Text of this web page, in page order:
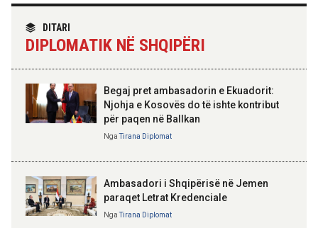
Rritet me 127 miliardë lekë
qarkullimi i bizneseve në
gjashtëmujorin e parë 2026
11:44 07-08-2026
Turistët e huaj: Durrësi na
surprizoi me mikpritjen, plazhet
dhe çmimet e favorshme
Hapet për qarkullim një tjetër
segment i Korridorit VIII, vijojnë
punimet në Elbasan-Qafë Thanë
TIRANA DIPLOMAT
Skënderbeut dhe Ismail
DITARI
DIPLOMATIK NË SHQIPËRI
Begaj pret ambasadorin e Ekuadorit:
Njohja e Kosovës do të ishte kontribut
për paqen në Ballkan
NgaTirana Diplomat
Ambasadori i Shqipërisë në Jemen
paraqet Letrat Kredenciale
NgaTirana Diplomat